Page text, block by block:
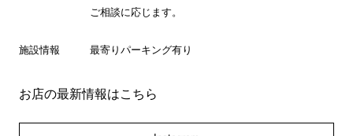
ご相談に応じます。
施設情報 最寄りパーキング有り
お店の最新情報はこちら